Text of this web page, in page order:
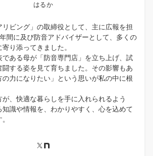
はるか
リビング」の取締役として、主に広報を担
間に及び防音アドバイザーとして、多くの
り添ってきました。
である母が「防音専門店」を立ち上げ、試
する姿を見て育ちました。その影響もあ
の力になりたい」という思いが私の中に根
、快適な暮らしを手に入れられるよう
知識や情報を、わかりやすく、心を込めて